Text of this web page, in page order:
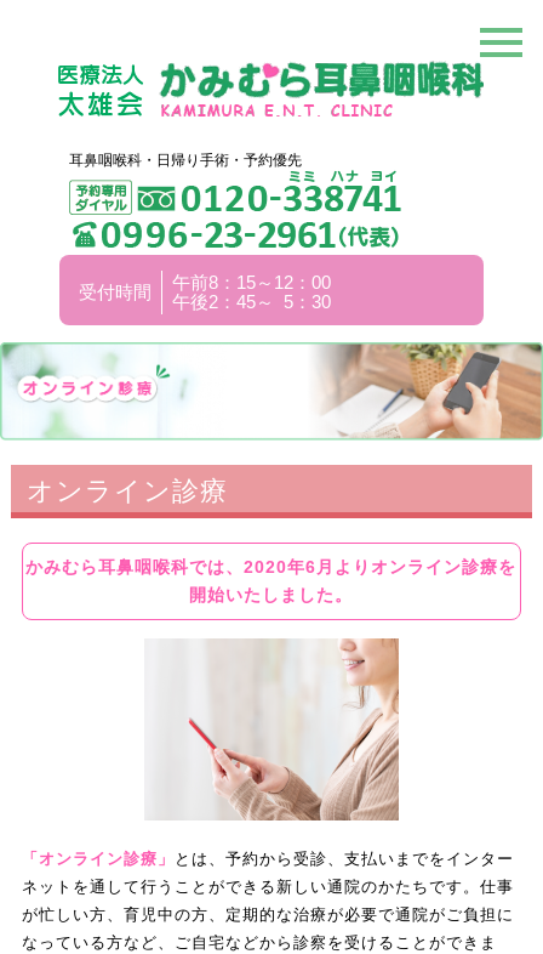
耳鼻咽喉科・日帰り手術・予約優先
受付時間
午前8：15～12：00
午後2：45～ 5：30
オンライン診療
かみむら耳鼻咽喉科では、2020年6月よりオンライン診療を
開始いたしました。
「オンライン診療」
とは、予約から受診、支払いまでをインター
ネットを通して行うことができる新しい通院のかたちです。仕事
が忙しい方、育児中の方、定期的な治療が必要で通院がご負担に
なっている方など、ご自宅などから診察を受けることができま